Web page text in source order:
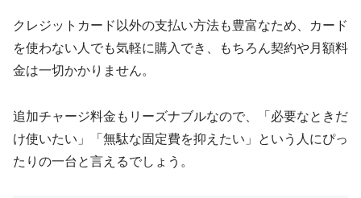
クレジットカード以外の支払い方法も豊富なため、カード
を使わない人でも気軽に購入でき、もちろん契約や月額料
金は一切かかりません。
追加チャージ料金もリーズナブルなので、「必要なときだ
け使いたい」「無駄な固定費を抑えたい」という人にぴっ
たりの一台と言えるでしょう。